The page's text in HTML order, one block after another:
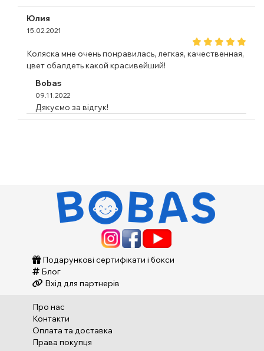
Юлия
15.02.2021
Коляска мне очень понравилась, легкая, качественная,
цвет обалдеть какой красивейший!
Bobas
09.11.2022
Дякуємо за відгук!
Подарункові сертифікати і бокси
Блог
Вхід для партнерів
Про нас
Контакти
Оплата та доставка
Права покупця